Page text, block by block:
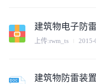
建筑物电子防
上传:rwm_ts 2015-
建筑物防雷装